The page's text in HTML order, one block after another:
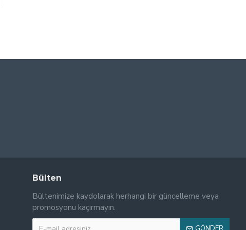
Bülten
Bültenimize kaydolarak herhangi bir güncelleme veya
promosyonu kaçırmayın.